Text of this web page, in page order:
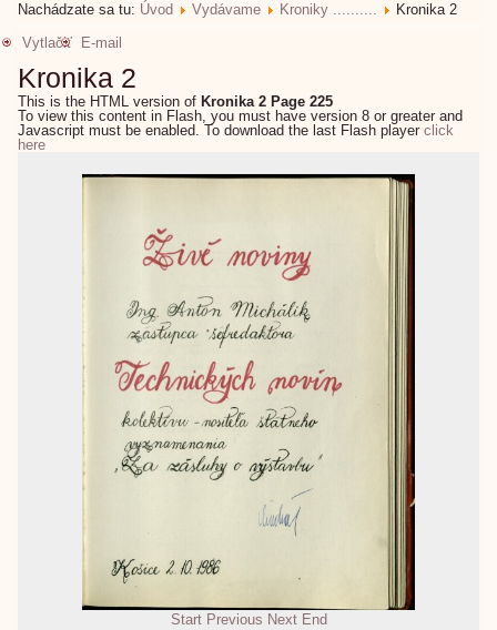
Nachádzate sa tu: Úvod Vydávame Kroniky ..........
Kronika 2
Vytlačiť
E-mail
Kronika 2
This is the HTML version of Kronika 2 Page 225
To view this content in Flash, you must have version 8 or greater and
Javascript must be enabled. To download the last Flash playerclick
here
Start Previous Next End